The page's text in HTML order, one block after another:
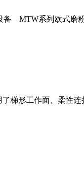
—MTW系列欧式磨
梯形工作面、柔性